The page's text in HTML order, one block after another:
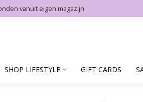
vanuit eigen magazijn
SHOP LIFESTYLE GIFT CARDS